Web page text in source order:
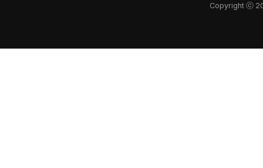
Copyright ⓒ